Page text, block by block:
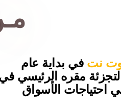
نت في بداية عام
بالتجزئة مقره الرئيسي
احتياجات الأسواق